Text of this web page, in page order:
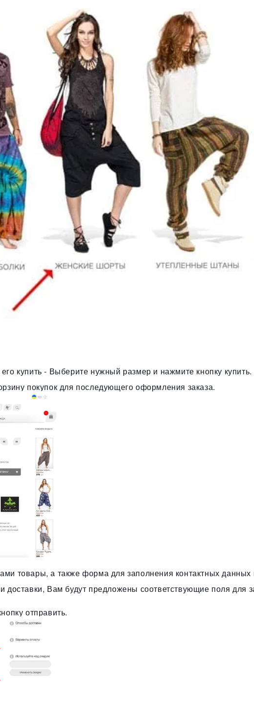
купить - Выберите нужный размер и нажмите кнопку купить.
покупок для последующего оформления заказа.
товары, а также форма для заполнения контактных данных
доставки, Вам будут предложены соответствующие поля для
отправить.